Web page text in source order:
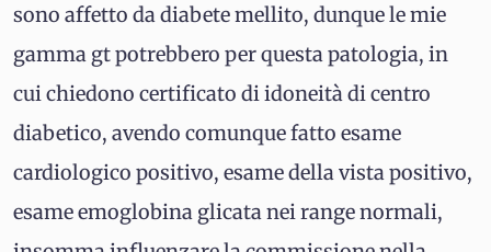
sono affetto da diabete mellito, dunque le mie
gamma gt potrebbero per questa patologia, in
cui chiedono certificato di idoneità di centro
diabetico, avendo comunque fatto esame
cardiologico positivo, esame della vista positivo,
esame emoglobina glicata nei range normali,